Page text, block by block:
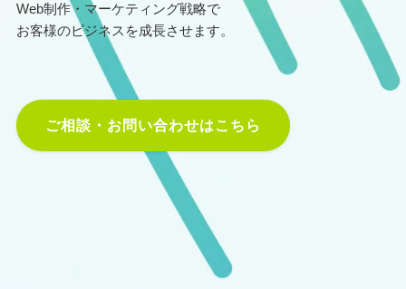
Web制作・マーケティング戦略で
お客様のビジネスを成長させます。
ご相談・お問い合わせはこちら